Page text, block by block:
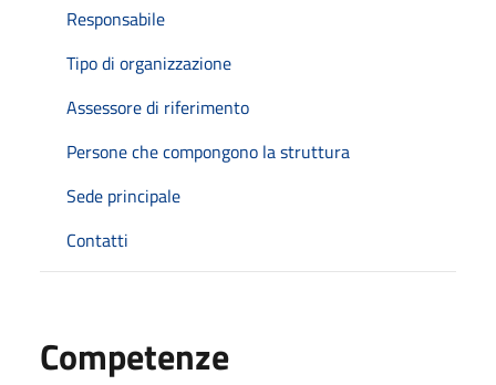
Responsabile
Tipo di organizzazione
Assessore di riferimento
Persone che compongono la struttura
Sede principale
Contatti
Competenze